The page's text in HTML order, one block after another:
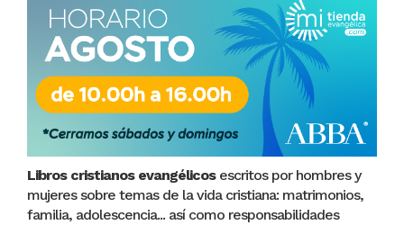
Libros cristianos evangélicosescritos por hombres y
mujeres sobre temas de la vida cristiana: matrimonios,
familia, adolescencia... así como responsabilidades